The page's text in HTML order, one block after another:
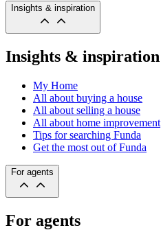
Insights & inspiration
Insights & inspiration
My Home
All about buying a house
All about selling a house
All about home improvement
Tips for searching Funda
Get the most out of Funda
For agents
For agents